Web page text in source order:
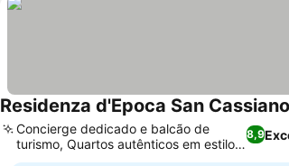
Residenza d'Epoca San Cassiano
8,9
Concierge dedicado e balcão de
turismo, Quartos autênticos em estilo
veneziano